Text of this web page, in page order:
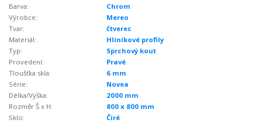
Barva:
Chrom
Výrobce:
Mereo
Tvar:
čtverec
Materiál:
Hliníkové profily
Typ:
Sprchový kout
Provedení:
Pravé
Tloušťka skla:
6 mm
Série:
Novea
Délka/Výška:
2000 mm
Rozměr Š x H:
800 x 800 mm
Sklo:
Čiré